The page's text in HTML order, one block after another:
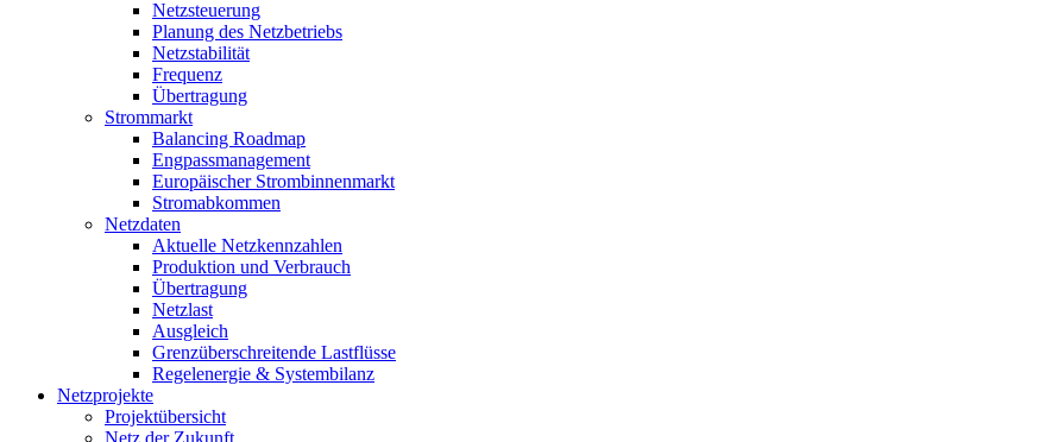
Netzsteuerung
Planung des Netzbetriebs
Netzstabilität
Frequenz
Übertragung
Strommarkt
Balancing Roadmap
Engpassmanagement
Europäischer Strombinnenmarkt
Stromabkommen
Netzdaten
Aktuelle Netzkennzahlen
Produktion und Verbrauch
Übertragung
Netzlast
Ausgleich
Grenzüberschreitende Lastflüsse
Regelenergie & Systembilanz
Netzprojekte
Projektübersicht